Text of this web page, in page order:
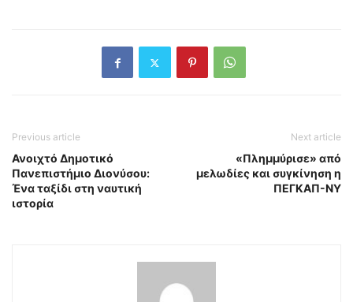
Previous article
Ανοιχτό Δημοτικό
Πανεπιστήμιο Διονύσου:
Ένα ταξίδι στη ναυτική
ιστορία
Next article
«Πλημμύρισε» από
μελωδίες και συγκίνηση η
ΠΕΓΚΑΠ-ΝΥ